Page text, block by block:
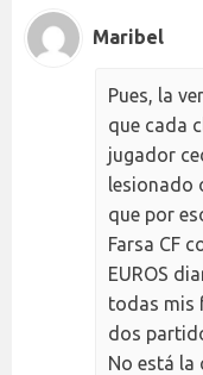
Maribel
Pues, la
que cada
jugador
lesionado
que por
Farsa CF
EUROS
todas mis
dos
No está la